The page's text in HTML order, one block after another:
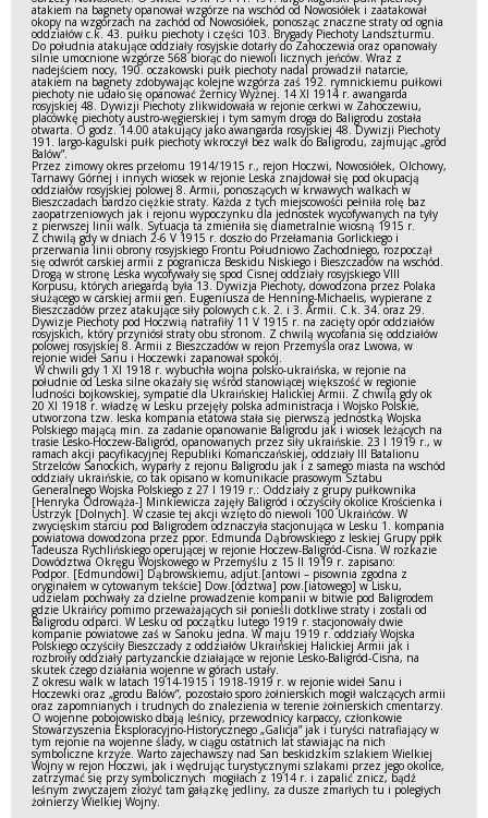
atakiem na bagnety opanował wzgórze na wschód od Nowosiółek i zaatakował
okopy na wzgórzach na zachód od Nowosiółek, ponosząc znaczne straty od ognia
oddziałów c.k. 43. pułku piechoty i części 103. Brygady Piechoty Landszturmu.
Do południa atakujące oddziały rosyjskie dotarły do Zahoczewia oraz opanowały
silnie umocnione wzgórze 568 biorąc do niewoli licznych jeńców. Wraz z
nadejściem nocy, 190. oczakowski pułk piechoty nadal prowadził natarcie,
atakiem na bagnety zdobywając kolejne wzgórza zaś 192. rymnickiemu pułkowi
piechoty nie udało się opanować Żernicy Wyżnej. 14 XI 1914 r. awangarda
rosyjskiej 48. Dywizji Piechoty zlikwidowała w rejonie cerkwi w Zahoczewiu,
placówkę piechoty austro-węgierskiej i tym samym droga do Baligrodu została
otwarta. O godz. 14.00 atakujący jako awangarda rosyjskiej 48. Dywizji Piechoty
191. largo-kagulski pułk piechoty wkroczył bez walk do Baligrodu, zajmując „gród
Balów”.
Przez zimowy okres przełomu 1914/1915 r., rejon Hoczwi, Nowosiółek, Olchowy,
Tarnawy Górnej i innych wiosek w rejonie Leska znajdował się pod okupacją
oddziałów rosyjskiej polowej 8. Armii, ponoszących w krwawych walkach w
Bieszczadach bardzo ciężkie straty. Każda z tych miejscowości pełniła rolę baz
zaopatrzeniowych jak i rejonu wypoczynku dla jednostek wycofywanych na tyły
z pierwszej linii walk. Sytuacja ta zmieniła się diametralnie wiosną 1915 r.
Z chwilą gdy w dniach 2-6 V 1915 r. doszło do Przełamania Gorlickiego i
przerwania linii obrony rosyjskiego Frontu Południowo Zachodniego, rozpoczął
się odwrót carskiej armii z pogranicza Beskidu Niskiego i Bieszczadów na wschód.
Drogą w stronę Leska wycofywały się spod Cisnej oddziały rosyjskiego VIII
Korpusu, których ariegardą była 13. Dywizja Piechoty, dowodzona przez Polaka
służącego w carskiej armii gen. Eugeniusza de Henning-Michaelis, wypierane z
Bieszczadów przez atakujące siły polowych c.k. 2. i 3. Armii. C.k. 34. oraz 29.
Dywizje Piechoty pod Hoczwią natrafiły 11 V 1915 r. na zacięty opór oddziałów
rosyjskich, który przyniósł straty obu stronom. Z chwilą wycofania się oddziałów
polowej rosyjskiej 8. Armii z Bieszczadów w rejon Przemyśla oraz Lwowa, w
rejonie wideł Sanu i Hoczewki zapanował spokój.
W chwili gdy 1 XI 1918 r. wybuchła wojna polsko-ukraińska, w rejonie na
południe od Leska silne okazały się wśród stanowiącej większość w regionie
ludności bojkowskiej, sympatie dla Ukraińskiej Halickiej Armii. Z chwilą gdy ok
20 XI 1918 r. władzę w Lesku przejęły polska administracja i Wojsko Polskie,
utworzona tzw. leska kompania etatowa stała się pierwszą jednostką Wojska
Polskiego mającą min. za zadanie opanowanie Baligrodu jak i wiosek leżących na
trasie Lesko-Hoczew-Baligród, opanowanych przez siły ukraińskie. 23 I 1919 r., w
ramach akcji pacyfikacyjnej Republiki Komanczańskiej, oddziały III Batalionu
Strzelców Sanockich, wyparły z rejonu Baligrodu jak i z samego miasta na wschód
oddziały ukraińskie, co tak opisano w komunikacie prasowym Sztabu
Generalnego Wojska Polskiego z 27 I 1919 r.: Oddziały z grupy pułkownika
[Henryka Odrowąża-] Minkiewicza zajęły Baligród i oczyściły okolice Krościenka i
Ustrzyk [Dolnych]. W czasie tej akcji wzięto do niewoli 100 Ukraińców. W
zwycięskim starciu pod Baligrodem odznaczyła stacjonująca w Lesku 1. kompania
powiatowa dowodzona przez ppor. Edmunda Dąbrowskiego z leskiej Grupy ppłk
Tadeusza Rychlińskiego operującej w rejonie Hoczew-Baligród-Cisna. W rozkazie
Dowództwa Okręgu Wojskowego w Przemyślu z 15 II 1919 r. zapisano:
Podpor. [Edmundowi] Dąbrowskiemu, adjut.[antowi – pisownia zgodna z
oryginałem w cytowanym tekście] Dow.[ództwa] pow.[iatowego] w Lisku,
udzielam pochwały za dzielne prowadzenie kompanii w bitwie pod Baligrodem
gdzie Ukraińcy pomimo przeważających sił ponieśli dotkliwe straty i zostali od
Baligrodu odparci. W Lesku od początku lutego 1919 r. stacjonowały dwie
kompanie powiatowe zaś w Sanoku jedna. W maju 1919 r. oddziały Wojska
Polskiego oczyściły Bieszczady z oddziałów Ukraińskiej Halickiej Armii jak i
rozbroiły oddziały partyzanckie działające w rejonie Lesko-Baligród-Cisna, na
skutek czego działania wojenne w górach ustały.
Z okresu walk w latach 1914-1915 i 1918-1919 r. w rejonie wideł Sanu i
Hoczewki oraz „grodu Balów”, pozostało sporo żołnierskich mogił walczących armii
oraz zapomnianych i trudnych do znalezienia w terenie żołnierskich cmentarzy.
O wojenne pobojowisko dbają leśnicy, przewodnicy karpaccy, członkowie
Stowarzyszenia Eksploracyjno-Historycznego „Galicja” jak i turyści natrafiający w
tym rejonie na wojenne ślady, w ciągu ostatnich lat stawiając na nich
symboliczne krzyże. Warto zajechawszy nad San beskidzkim szlakiem Wielkiej
Wojny w rejon Hoczwi, jak i wędrując turystycznymi szlakami przez jego okolice,
zatrzymać się przy symbolicznych mogiłach z 1914 r. i zapalić znicz, bądź
leśnym zwyczajem złożyć tam gałązkę jedliny, za dusze zmarłych tu i poległych
żołnierzy Wielkiej Wojny.